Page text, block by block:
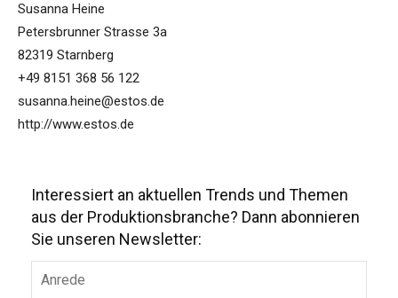
Susanna Heine
Petersbrunner Strasse 3a
82319 Starnberg
+49 8151 368 56 122
susanna.heine@estos.de
http://www.estos.de
Interessiert an aktuellen Trends und Themen
aus der Produktionsbranche? Dann abonnieren
Sie unseren Newsletter: